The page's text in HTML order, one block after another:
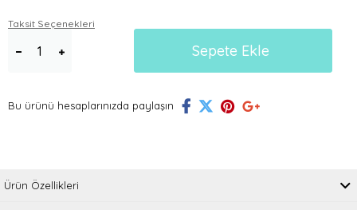
Taksit Seçenekleri
Bu ürünü hesaplarınızda paylaşın
Ürün Özellikleri